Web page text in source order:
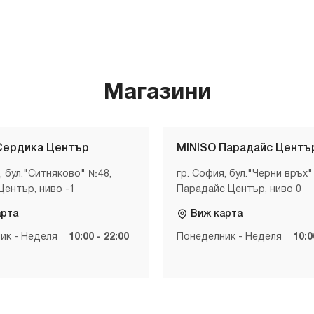
Магазини
Център
бул."Ситняково" №48,
ниво -1
- Неделя 10:00 - 22:00
MINISO Парадайс
гр. София, бул."Черни
Парадайс Център, ниво 0
Виж карта
Понеделник - Неделя